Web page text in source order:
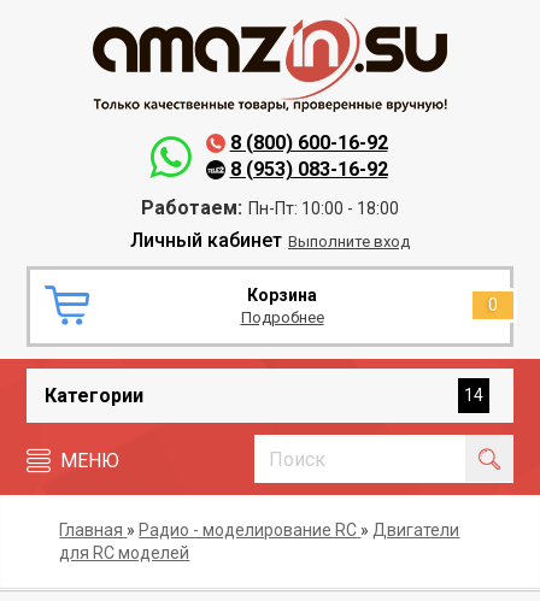
8 (800) 600-16-92
8 (953) 083-16-92
Работаем: Пн-Пт: 10:00 - 18:00
Личный кабинет Выполните вход
Корзина
Подробнее
0
Категории 14
МЕНЮ
Главная » Радио - моделирование RC » Двигатели
для RC моделей